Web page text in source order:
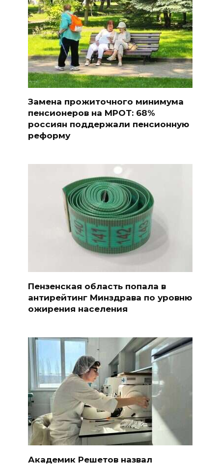
Замена прожиточного минимума
пенсионеров на МРОТ: 68%
россиян поддержали пенсионную
реформу
Пензенская область попала в
антирейтинг Минздрава по уровню
ожирения населения
Академик Решетов назвал